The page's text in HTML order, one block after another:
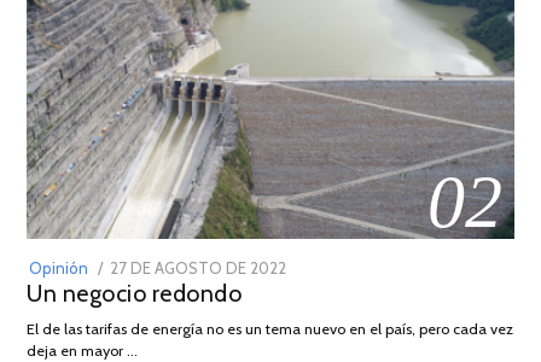
02
Opinión
POSTED
ON
27 DE AGOSTO DE 2022
DE
Un negocio redondo
El de las tarifas de energía no es un tema nuevo en el país, pero cada vez
deja en mayor …